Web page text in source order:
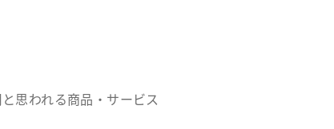
思われる商品・サービス